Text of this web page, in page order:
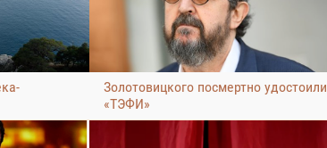
Золотовицкого посмертно удостоили
«ТЭФИ»